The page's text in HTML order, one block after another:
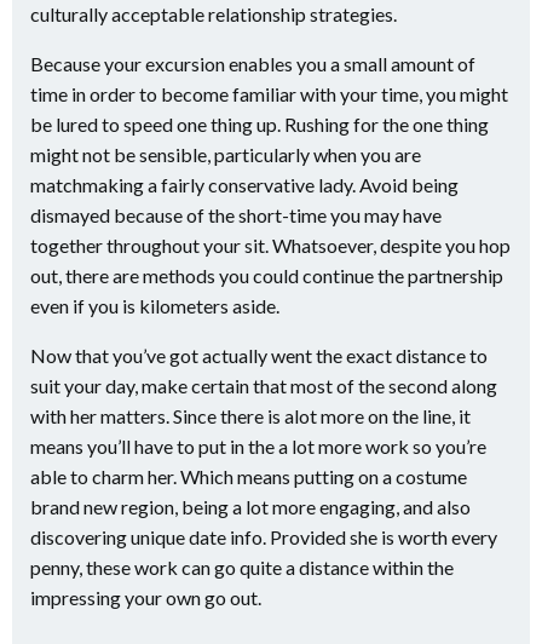
culturally acceptable relationship strategies.
Because your excursion enables you a small amount of
time in order to become familiar with your time, you might
be lured to speed one thing up. Rushing for the one thing
might not be sensible, particularly when you are
matchmaking a fairly conservative lady. Avoid being
dismayed because of the short-time you may have
together throughout your sit. Whatsoever, despite you hop
out, there are methods you could continue the partnership
even if you is kilometers aside.
Now that you’ve got actually went the exact distance to
suit your day, make certain that most of the second along
with her matters. Since there is alot more on the line, it
means you’ll have to put in the a lot more work so you’re
able to charm her. Which means putting on a costume
brand new region, being a lot more engaging, and also
discovering unique date info. Provided she is worth every
penny, these work can go quite a distance within the
impressing your own go out.